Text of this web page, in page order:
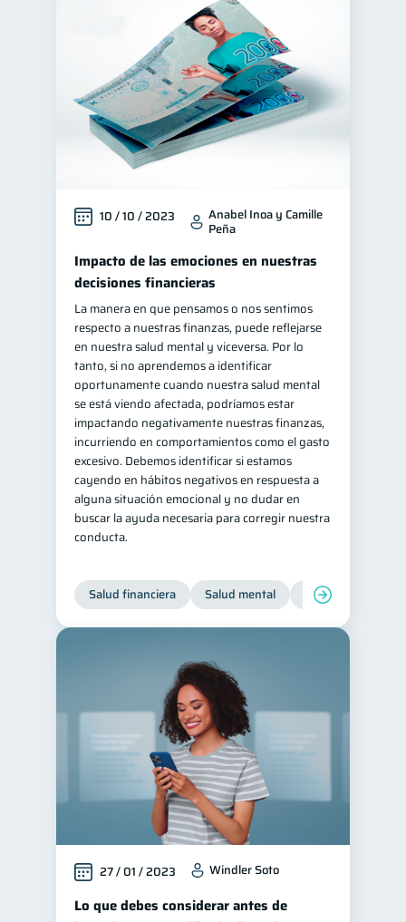
Finanzas Personales 1
Finanzas en Pareja 1
Educación Financiera 1
Fraudes 1
Información financiera 1
ahorro 1
Gasto responsable 1
información financiera
10 / 10 / 2023 Anabel Inoa y Camille
Peña
Impacto de las emociones en nuestras
decisiones financieras
La manera en que pensamos o nos sentimos
respecto a nuestras finanzas, puede reflejarse
en nuestra salud mental y viceversa. Por lo
tanto, si no aprendemos a identificar
oportunamente cuando nuestra salud mental
se está viendo afectada, podríamos estar
impactando negativamente nuestras finanzas,
incurriendo en comportamientos como el gasto
excesivo. Debemos identificar si estamos
cayendo en hábitos negativos en respuesta a
alguna situación emocional y no dudar en
buscar la ayuda necesaria para corregir nuestra
conducta.
Salud financiera Salud mental Inclusión
27 / 01 / 2023 Windler Soto
Lo que debes considerar antes de